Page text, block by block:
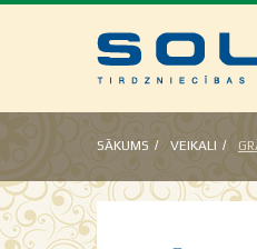
SĀKUMS VEIKALI